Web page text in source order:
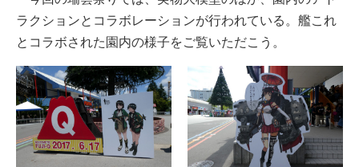
ラクションとコラボレーションが行われている。艦これ
とコラボされた園内の様子をご覧いただこう。